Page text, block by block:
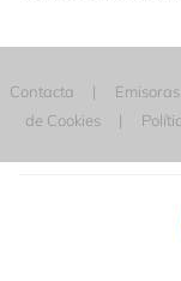
Contacta Emisoras
de Cookies